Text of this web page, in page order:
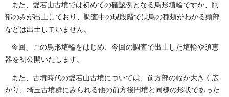
また、愛宕山古墳では初めての確認例となる鳥形埴輪ですが、胴
部のみが出土しており、調査中の現段階では鳥の種類がわかる頭部
などは出土していません。
今回、この鳥形埴輪をはじめ、今回の調査で出土した埴輪や須恵
器を初公開いたします。
また、古墳時代の愛宕山古墳については、前方部の幅が大きく広
がり、埼玉古墳群にみられる他の前方後円墳と同様の形状であった